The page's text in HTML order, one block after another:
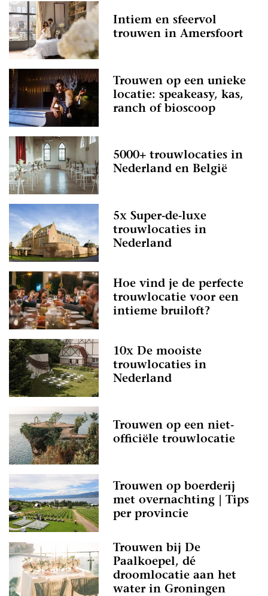
Intiem en sfeervol
trouwen in Amersfoort
Trouwen op een unieke
locatie: speakeasy, kas,
ranch of bioscoop
5000+ trouwlocaties in
Nederland en België
5x Super-de-luxe
trouwlocaties in
Nederland
Hoe vind je de perfecte
trouwlocatie voor een
intieme bruiloft?
10x De mooiste
trouwlocaties in
Nederland
Trouwen op een niet-
officiële trouwlocatie
Trouwen op boerderij
met overnachting | Tips
per provincie
Trouwen bij De
Paalkoepel, dé
droomlocatie aan het
water in Groningen